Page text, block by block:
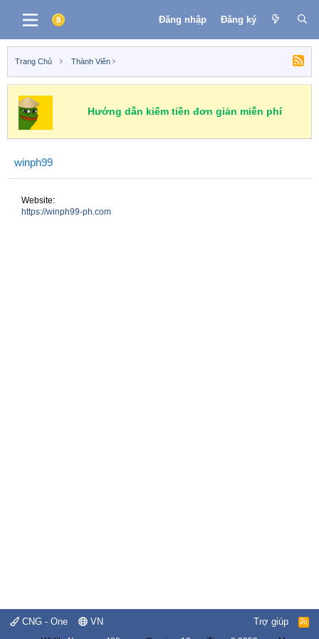
Đăng nhập Đăng ký
Trang Chủ Thành Viên
Hướng dẫn kiếm tiền đơn giản miễn phí
winph99
Website
https://winph99-ph.com
CNG - One VN Trợ giúp
R